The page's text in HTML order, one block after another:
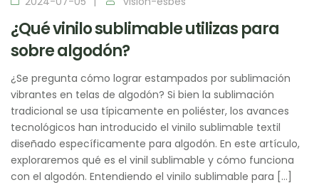
¿Qué vinilo sublimable utilizas para
sobre algodón?
¿Se pregunta cómo lograr estampados por sublimación
vibrantes en telas de algodón? Si bien la sublimación
tradicional se usa típicamente en poliéster, los avances
tecnológicos han introducido el vinilo sublimable textil
diseñado específicamente para algodón. En este artículo,
exploraremos qué es el vinil sublimable y cómo funciona
con el algodón. Entendiendo el vinilo sublimable para […]